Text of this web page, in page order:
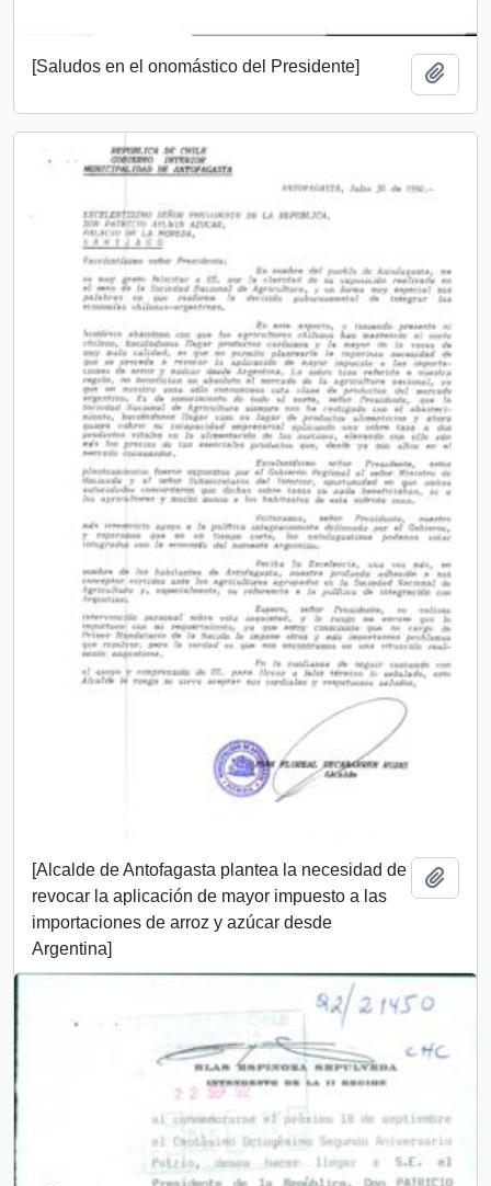
[Saludos en el onomástico del Presidente]
[Alcalde de Antofagasta plantea la necesidad de
revocar la aplicación de mayor impuesto a las
importaciones de arroz y azúcar desde
Argentina]